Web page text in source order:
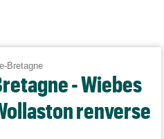
Bretagne
- Wiebes
renverse